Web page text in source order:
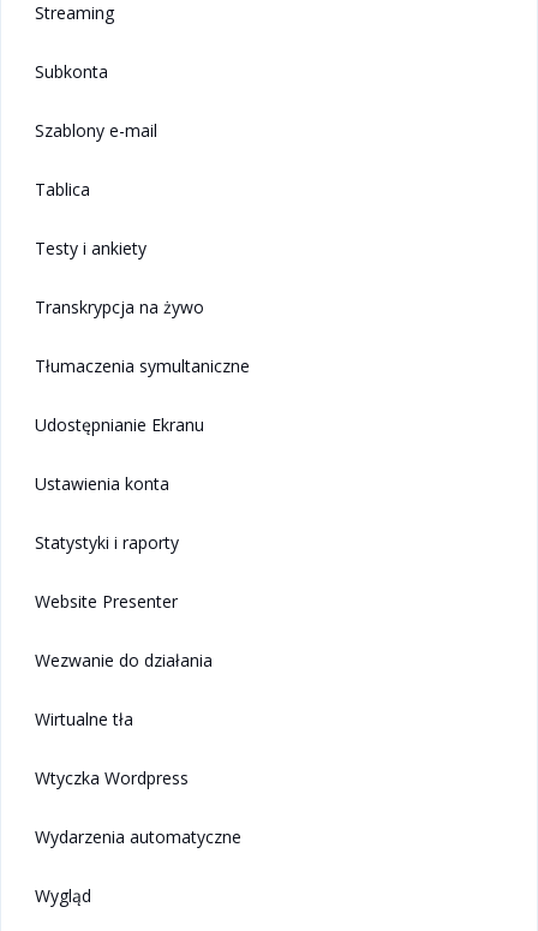
Streaming
Subkonta
Szablony e-mail
Tablica
Testy i ankiety
Transkrypcja na żywo
Tłumaczenia symultaniczne
Udostępnianie Ekranu
Ustawienia konta
Statystyki i raporty
Website Presenter
Wezwanie do działania
Wirtualne tła
Wtyczka Wordpress
Wydarzenia automatyczne
Wygląd